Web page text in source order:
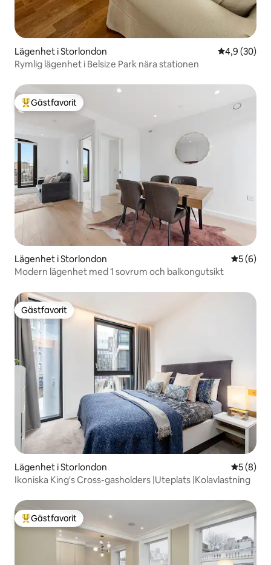
Lägenhet i Storlondon 4,9 av 5 i
4,9 (30)
Rymlig lägenhet i Belsize Park nära stationen
Populär gästfavorit
Gästfavorit
Lägenhet i Storlondon 5 av 5 i
5 (6)
Modern lägenhet med 1 sovrum och balkongutsikt
Gästfavorit
Gästfavorit
Lägenhet i Storlondon 5 av 5 i
5 (8)
Ikoniska King's Cross-gasholders |Uteplats |Kolavlastning
Populär gästfavorit
Gästfavorit